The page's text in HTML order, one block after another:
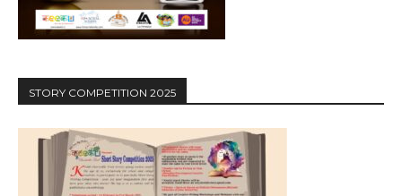
STORY COMPETITION 2025